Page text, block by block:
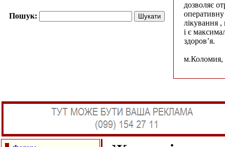
Пошук:
дозволяє
лікування ,
і є
здоров’я.
м.Коломия,